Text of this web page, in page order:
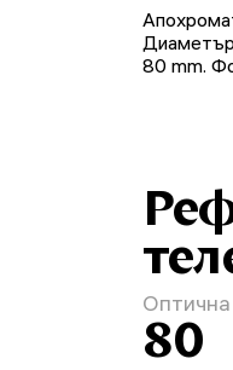
Диаметър
80 mm.
80